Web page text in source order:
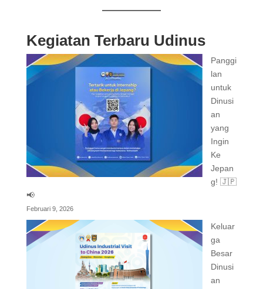
Kegiatan Terbaru Udinus
Panggi
lan
untuk
Dinusi
an
yang
Ingin
Ke
Jepan
g! 🇯🇵
📢
Februari 9, 2026
Keluar
ga
Besar
Dinusi
an